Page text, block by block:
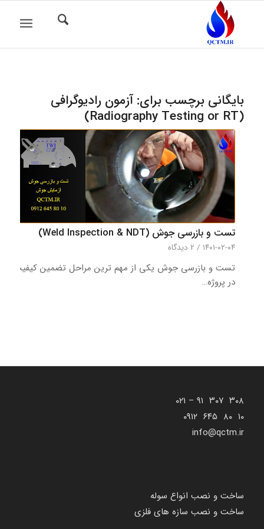
بایگانی برچسب برای:آزمون رادیوگرافی
(Radiography Testing or RT)
تست و بازرسی جوش (Weld Inspection & NDT)
۱۴۰۱-۰۲-۰۴ / 2 دیدگاه‌
تست و بازرسی جوش یکی از مهم‌ ترین مراحل تضمین کیفیت
در پروژه…
۳۰۸ ۳۰۷ ۹۱ – ۰۲۱
۱۰ ۸۰ ۶۴۵ ۰۹۱۲
info@qctm.ir
ساخت و نصب انواع سوله
ساخت و نصب سازه های فلزی